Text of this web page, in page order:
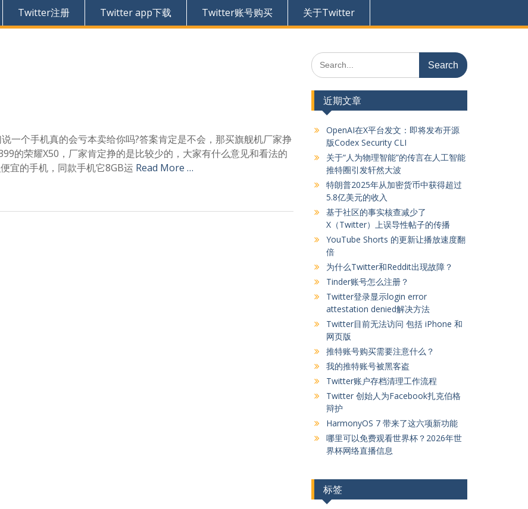
Twitter注册 Twitter app下载 Twitter账号购买 关于Twitter
一个手机真的会亏本卖给你吗?答案肯定是不会，那买旗舰机厂家挣
的荣耀X50，厂家肯定挣的是比较少的，大家有什么意见和看法的
的手机，同款手机它8GB运 Read More …
Search
for:
近期文章
OpenAI在X平台发文：即将发布开源
版Codex Security CLI
关于“人为物理智能”的传言在人工智能
推特圈引发轩然大波
特朗普2025年从加密货币中获得超过
5.8亿美元的收入
基于社区的事实核查减少了
X（Twitter）上误导性帖子的传播
YouTube Shorts 的更新让播放速度翻
倍
为什么Twitter和Reddit出现故障？
Tinder账号怎么注册？
Twitter登录显示login error
attestation denied解决方法
Twitter目前无法访问 包括 iPhone 和
网页版
推特账号购买需要注意什么？
我的推特账号被黑客盗
Twitter账户存档清理工作流程
Twitter 创始人为Facebook扎克伯格
辩护
HarmonyOS 7 带来了这六项新功能
哪里可以免费观看世界杯？2026年世
界杯网络直播信息
标签